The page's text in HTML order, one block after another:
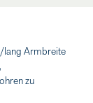
lang Armbreite
zu